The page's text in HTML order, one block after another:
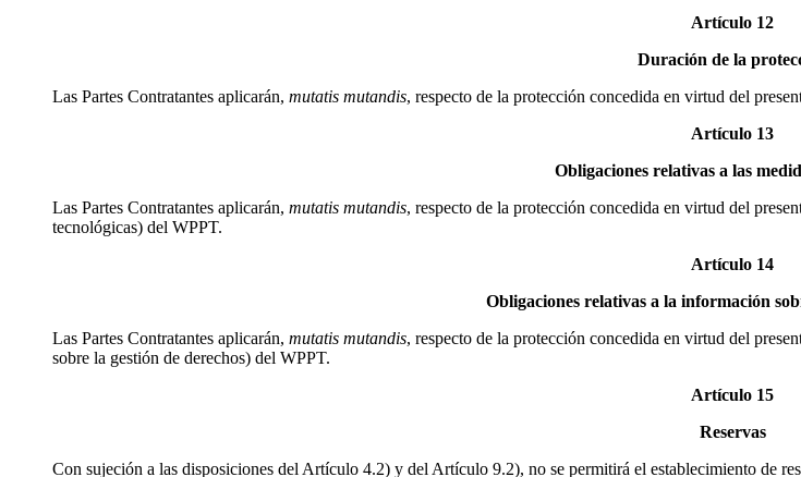
Artículo 12
Duración de la
Las Partes Contratantes aplicarán, mutatis mutandis, respecto de la protección concedida en virtud del
Artículo 13
Obligaciones relativas a las
Las Partes Contratantes aplicarán, mutatis mutandis, respecto de la protección concedida en virtud del
tecnológicas) del WPPT.
Artículo 14
Obligaciones relativas a la información
Las Partes Contratantes aplicarán, mutatis mutandis, respecto de la protección concedida en virtud del
sobre la gestión de derechos) del WPPT.
Artículo 15
Reservas
Con sujeción a las disposiciones del Artículo 4.2) y del Artículo 9.2), no se permitirá el establecimiento de